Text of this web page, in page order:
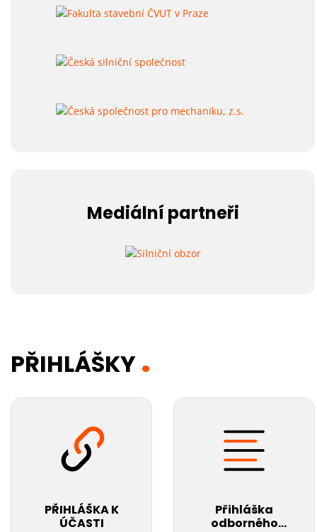
Mediální partneři
PŘIHLÁŠKY
PŘIHLÁŠKA K
ÚČASTI
Přihláška
odborného